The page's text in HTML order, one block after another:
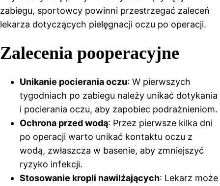
zabiegu, sportowcy powinni przestrzegać zaleceń
lekarza dotyczących pielęgnacji oczu po operacji.
Zalecenia pooperacyjne
Unikanie pocierania oczu: W pierwszych
tygodniach po zabiegu należy unikać dotykania
i pocierania oczu, aby zapobiec podrażnieniom.
Ochrona przed wodą: Przez pierwsze kilka dni
po operacji warto unikać kontaktu oczu z
wodą, zwłaszcza w basenie, aby zmniejszyć
ryzyko infekcji.
Stosowanie kropli nawilżających: Lekarz może